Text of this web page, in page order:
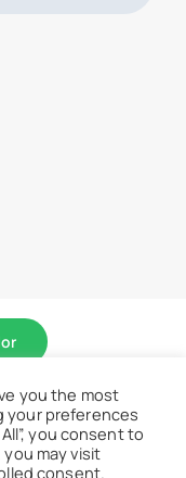
sunt rezervate.
you the most
your preferences
you consent to
may visit
consent.